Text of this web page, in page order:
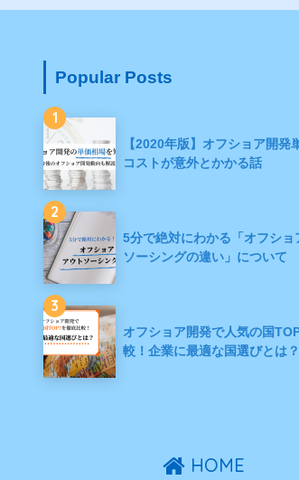
Popular Posts
1
【2020年版】オフショア開発
コストが意外とかかる話
2
5分で絶対にわかる「オフショ
ソーシングの違い」について
3
オフショア開発で人気の国
較！企業に最適な国選びとは？
HOME